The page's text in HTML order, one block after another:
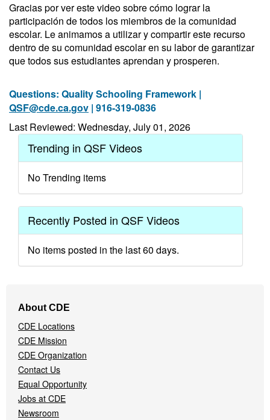
Gracias por ver este video sobre cómo lograr la
participación de todos los miembros de la comunidad
escolar. Le animamos a utilizar y compartir este recurso
dentro de su comunidad escolar en su labor de garantizar
que todos sus estudiantes aprendan y prosperen.
Questions: Quality Schooling Framework |
QSF@cde.ca.gov | 916-319-0836
Last Reviewed: Wednesday, July 01, 2026
Trending in QSF Videos
No Trending items
Recently Posted in QSF Videos
No items posted in the last 60 days.
Navigation
Menu
About CDE
CDE Locations
CDE Mission
CDE Organization
Contact Us
Equal Opportunity
Jobs at CDE
Newsroom